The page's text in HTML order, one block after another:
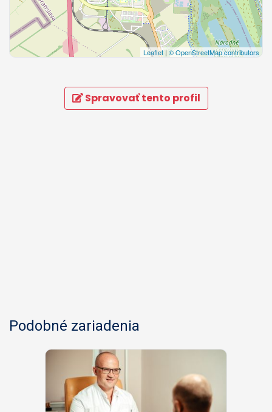
Leaflet| © OpenStreetMap contributors
Spravovať tento profil
Podobné zariadenia